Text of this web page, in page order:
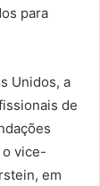
para
Unidos, a
de
o vice-
em